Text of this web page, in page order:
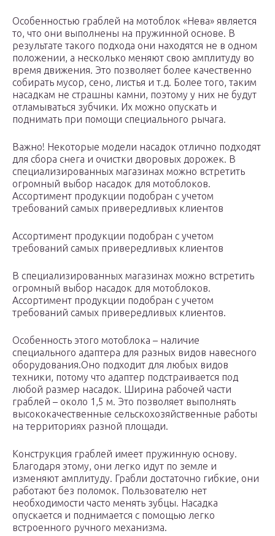
Особенностью граблей на мотоблок «Нева» является
то, что они выполнены на пружинной основе. В
результате такого подхода они находятся не в одном
положении, а несколько меняют свою амплитуду во
время движения. Это позволяет более качественно
собирать мусор, сено, листья и т.д. Более того, таким
насадкам не страшны камни, поэтому у них не будут
отламываться зубчики. Их можно опускать и
поднимать при помощи специального рычага.
Важно! Некоторые модели насадок отлично подходят
для сбора снега и очистки дворовых дорожек. В
специализированных магазинах можно встретить
огромный выбор насадок для мотоблоков.
Ассортимент продукции подобран с учетом
требований самых привередливых клиентов
Ассортимент продукции подобран с учетом
требований самых привередливых клиентов
В специализированных магазинах можно встретить
огромный выбор насадок для мотоблоков.
Ассортимент продукции подобран с учетом
требований самых привередливых клиентов.
Особенность этого мотоблока – наличие
специального адаптера для разных видов навесного
оборудования.Оно подходит для любых видов
техники, потому что адаптер подстраивается под
любой размер насадок. Ширина рабочей части
граблей – около 1,5 м. Это позволяет выполнять
высококачественные сельскохозяйственные работы
на территориях разной площади.
Конструкция граблей имеет пружинную основу.
Благодаря этому, они легко идут по земле и
изменяют амплитуду. Грабли достаточно гибкие, они
работают без поломок. Пользователю нет
необходимости часто менять зубцы. Насадка
опускается и поднимается с помощью легко
встроенного ручного механизма.